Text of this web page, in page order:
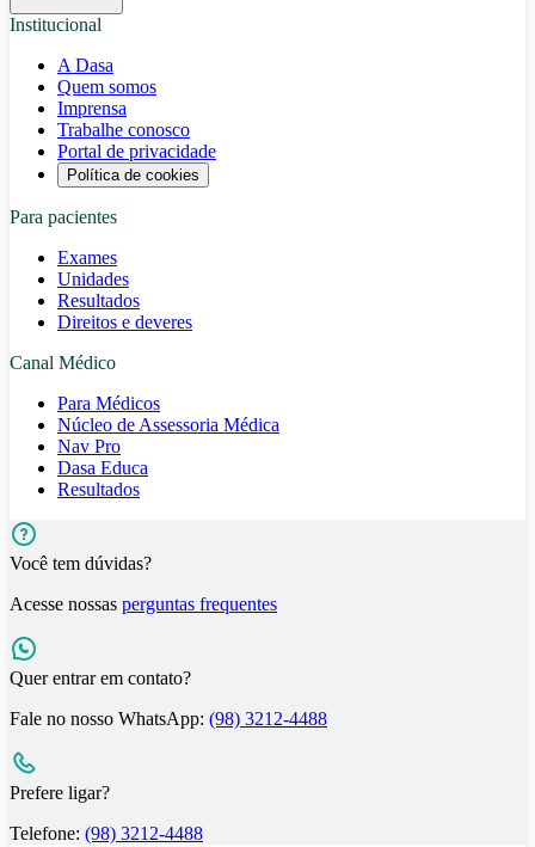
Institucional
A Dasa
Quem somos
Imprensa
Trabalhe conosco
Portal de privacidade
Política de cookies
Para pacientes
Exames
Unidades
Resultados
Direitos e deveres
Canal Médico
Para Médicos
Núcleo de Assessoria Médica
Nav Pro
Dasa Educa
Resultados
Você tem dúvidas?
Acesse nossas perguntas frequentes
Quer entrar em contato?
Fale no nosso WhatsApp: (98) 3212-4488
Prefere ligar?
Telefone: (98) 3212-4488